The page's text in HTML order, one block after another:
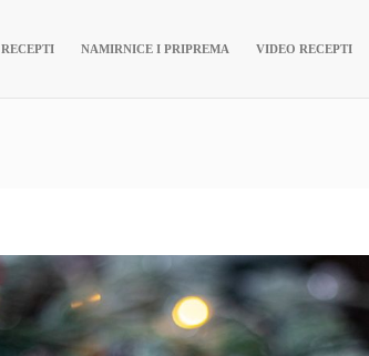
RECEPTI NAMIRNICE I PRIPREMA VIDEO RECEPTI